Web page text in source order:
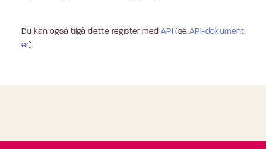
Du kan også tilgå dette register med API (seAPI-dokument
er).